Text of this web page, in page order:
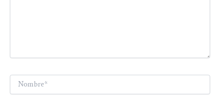
Nombre*